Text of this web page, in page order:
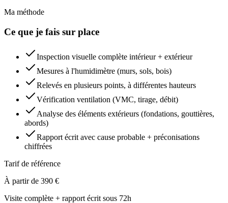
Ma méthode
Ce que je fais sur place
Inspection visuelle complète intérieur + extérieur
Mesures à l'humidimètre (murs, sols, bois)
Relevés en plusieurs points, à différentes hauteurs
Vérification ventilation (VMC, tirage, débit)
Analyse des éléments extérieurs (fondations, gouttières,
abords)
Rapport écrit avec cause probable + préconisations
chiffrées
Tarif de référence
À partir de 390 €
Visite complète + rapport écrit sous 72h